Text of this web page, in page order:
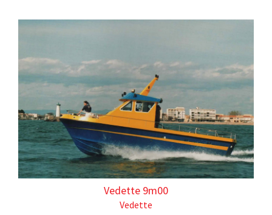
Vedette 9m00
Vedette